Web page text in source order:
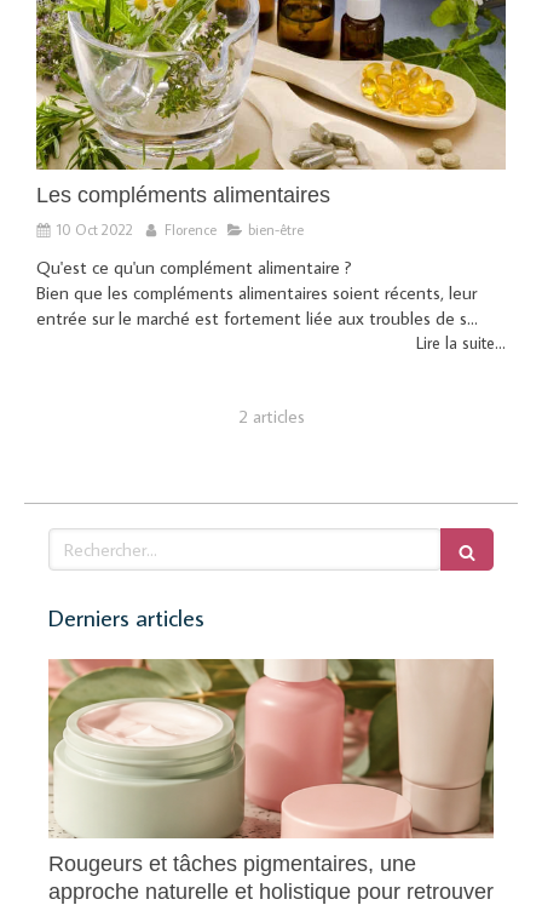
Les compléments alimentaires
10 Oct 2022 Florence bien-être
Qu'est ce qu'un complément alimentaire ?
Bien que les compléments alimentaires soient récents, leur
entrée sur le marché est fortement liée aux troubles de s...
Lire la suite...
2 articles
Rechercher
Derniers articles
Rougeurs et tâches pigmentaires, une
approche naturelle et holistique pour retrouver